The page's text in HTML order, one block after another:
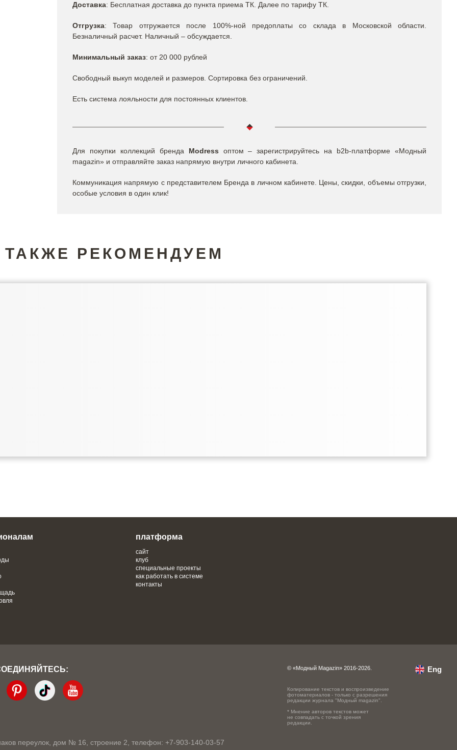
Доставка: Бесплатная доставка до пункта приема ТК. Далее по тарифу ТК.
Отгрузка: Товар отгружается после 100%-ной предоплаты со склада в Московской области.
Безналичный расчет. Наличный – обсуждается.
Минимальный заказ: от 20 000 рублей
Свободный выкуп моделей и размеров. Сортировка без ограничений.
Есть система лояльности для постоянных клиентов.
Для покупки коллекций бренда Modress оптом – зарегистрируйтесь на b2b-платформе «Модный
magazin» и отправляйте заказ напрямую внутри личного кабинета.
Коммуникация напрямую с представителем Бренда в личном кабинете. Цены, скидки, объемы отгрузки,
особые условия в один клик!
ТАКЖЕ РЕКОМЕНДУЕМ
платформа
сайт
клуб
специальные проекты
как работать в системе
контакты
переулок, дом № 16, строение 2, телефон: +7-903-140-03-57
© «Модный Magazin» 2016-2026.
Копирование текстов и воспроизведение
фотоматериалов - только с разрешения
редакции журнала "Модный magazin".
* Мнение авторов текстов может
не совпадать с точкой зрения
редакции.
Eng